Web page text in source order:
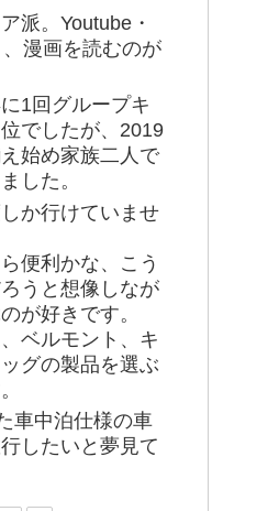
派。Youtube・
漫画を読むのが
1回グループキ
でしたが、2019
始め家族二人で
した。
か行けていませ
便利かな、こう
うと想像しなが
が好きです。
ベルモント、キ
グの製品を選ぶ
車中泊仕様の車
したいと夢見て